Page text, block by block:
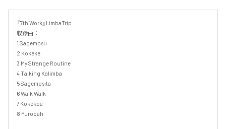
『7th Work』LimbaTrip
収録曲：
1 Sagemosu
2 Kokeke
3 My Strange Routine
4 Talking Kalimba
5 Sagemosita
6 Walk Walk
7 Kokekoa
8 Furobah